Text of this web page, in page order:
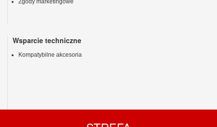
Zgody marketingowe
Wsparcie techniczne
Kompatybilne akcesoria